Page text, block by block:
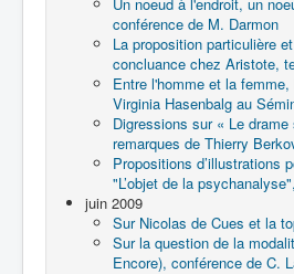
conférence de M. Darmon
La proposition particulière
concluance chez Aristote,
Entre l'homme et la
Virginia Hasenbalg au
Digressions sur « Le
remarques de Thierry
Propositions d’illustrations
"L’objet de la
juin 2009
Sur Nicolas de Cues et la
Sur la question de la
Encore), conférence de C.